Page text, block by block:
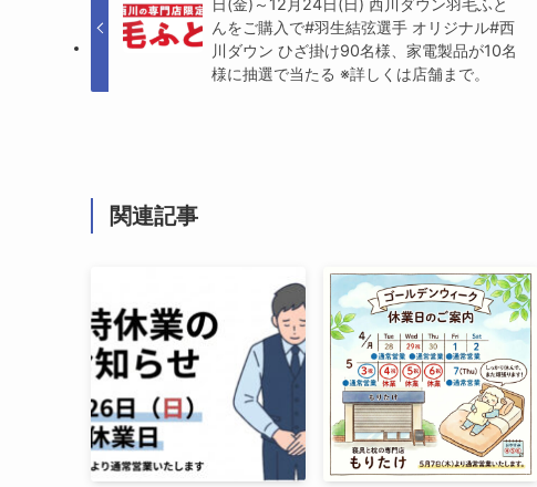
んをご購入で#羽生結弦選手 オリジナル#西
川ダウン ひざ掛け90名様、家電製品が10名
様に抽選で当たる ※詳しくは店舗まで。
関連記事